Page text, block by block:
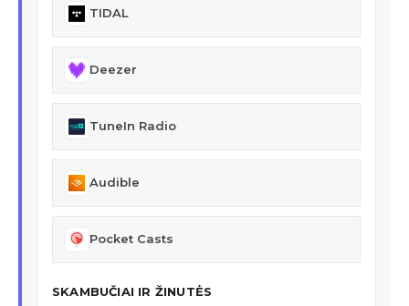
TIDAL
Deezer
TuneIn Radio
Audible
Pocket Casts
SKAMBUČIAI IR ŽINUTĖS